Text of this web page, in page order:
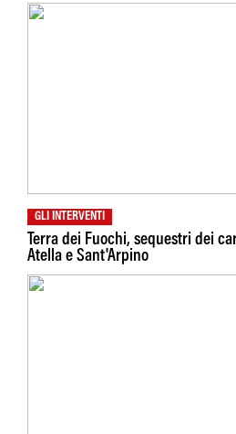
GLI INTERVENTI
Terra dei Fuochi, sequestri dei
Atella e Sant'Arpino